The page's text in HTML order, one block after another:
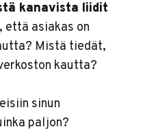
kanavista liidit
että asiakas on
Mistä tiedät,
kautta?
sinun
paljon?